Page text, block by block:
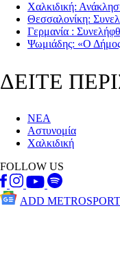
Χαλκιδική:
Θεσσαλονίκη:
Γερμανία :
Ψωμιάδης: «Ο Δήμος
ΔΕΙΤΕ
ΝΕΑ
Αστυνομία
Χαλκιδική
FOLLOW US
ADD